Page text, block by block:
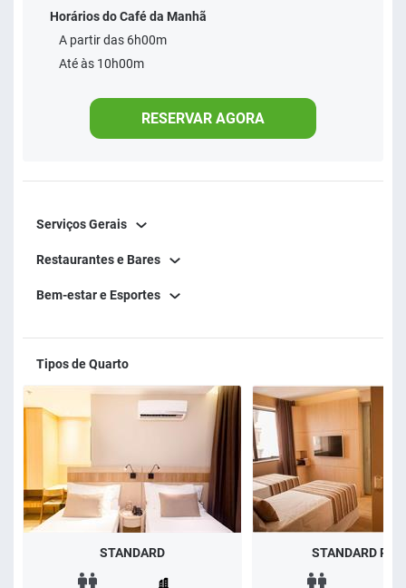
Horários do Café da Manhã
A partir das 6h00m
Até às 10h00m
RESERVAR AGORA
Serviços Gerais
Restaurantes e Bares
Bem-estar e Esportes
Tipos de Quarto
STANDARD STANDARD